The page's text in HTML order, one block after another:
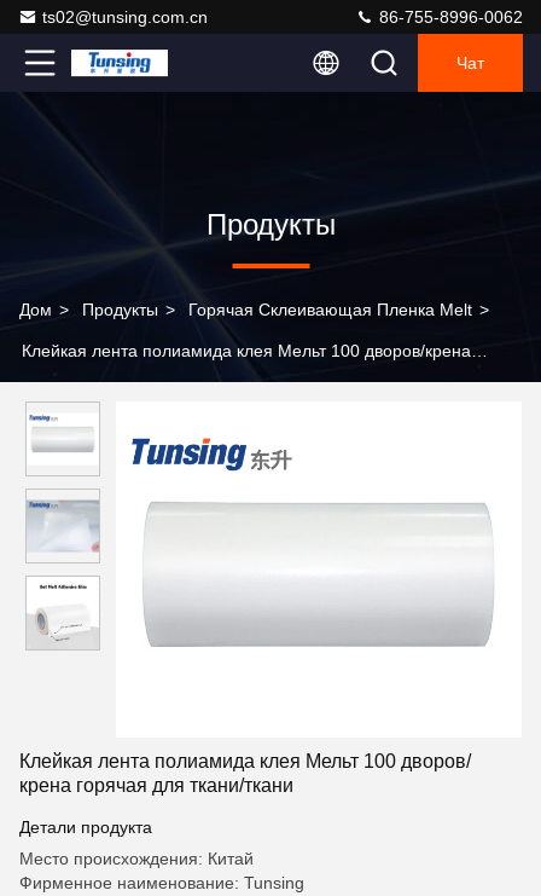
ts02@tunsing.com.cn 86-755-8996-0062
Чат
Продукты
Дом > Продукты > Горячая Склеивающая Пленка Melt >
Клейкая лента полиамида клея Мельт 100 дворов/крена
Клейкая лента полиамида клея Мельт 100 дворов/
крена горячая для ткани/ткани
Детали продукта
Место происхождения: Китай
Фирменное наименование: Tunsing